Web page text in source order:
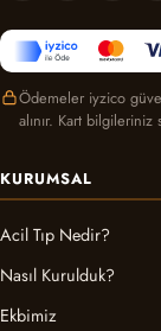
Ödemeler iyzico
alınır. Kart bilgileriniz
KURUMSAL
Acil Tıp Nedir?
Nasıl Kurulduk?
Ekbimiz